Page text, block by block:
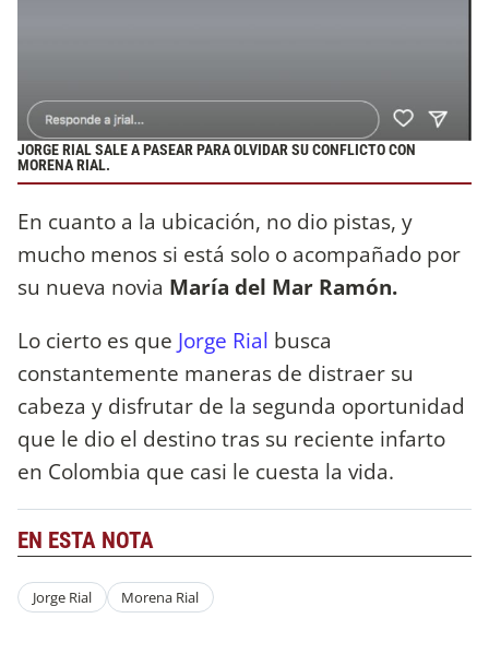
JORGE RIAL SALE A PASEAR PARA OLVIDAR SU CONFLICTO CON
MORENA RIAL.
En cuanto a la ubicación, no dio pistas, y
mucho menos si está solo o acompañado por
su nueva novia María del Mar Ramón.
Lo cierto es que Jorge Rial busca
constantemente maneras de distraer su
cabeza y disfrutar de la segunda oportunidad
que le dio el destino tras su reciente infarto
en Colombia que casi le cuesta la vida.
EN ESTA NOTA
Jorge Rial Morena Rial